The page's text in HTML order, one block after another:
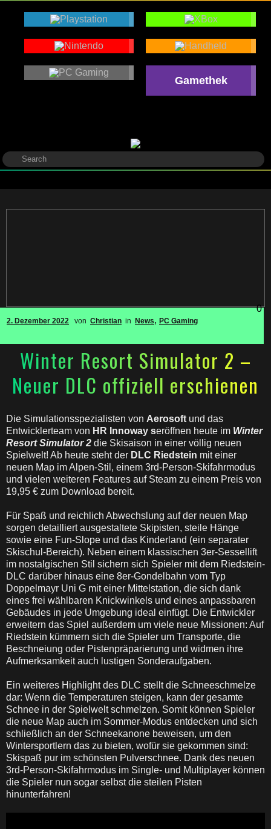
Gamethek
2. Dezember 2022 von Christian in News, PC Gaming
0
Winter Resort Simulator 2 –
Neuer DLC offiziell erschienen
Die Simulationsspezialisten von Aerosoft und das
Entwicklerteam von HR Innoway seröffnen heute im Winter
Resort Simulator 2 die Skisaison in einer völlig neuen
Spielwelt! Ab heute steht der DLC Riedstein mit einer
neuen Map im Alpen-Stil, einem 3rd-Person-Skifahrmodus
und vielen weiteren Features auf Steam zu einem Preis von
19,95 € zum Download bereit.
Für Spaß und reichlich Abwechslung auf der neuen Map
sorgen detailliert ausgestaltete Skipisten, steile Hänge
sowie eine Fun-Slope und das Kinderland (ein separater
Skischul-Bereich). Neben einem klassischen 3er-Sessellift
im nostalgischen Stil sichern sich Spieler mit dem Riedstein-
DLC darüber hinaus eine 8er-Gondelbahn vom Typ
Doppelmayr Uni G mit einer Mittelstation, die sich dank
eines frei wählbaren Knickwinkels und eines anpassbaren
Gebäudes in jede Umgebung ideal einfügt. Die Entwickler
erweitern das Spiel außerdem um viele neue Missionen: Auf
Riedstein kümmern sich die Spieler um Transporte, die
Beschneiung oder Pistenpräparierung und widmen ihre
Aufmerksamkeit auch lustigen Sonderaufgaben.
Ein weiteres Highlight des DLC stellt die Schneeschmelze
dar: Wenn die Temperaturen steigen, kann der gesamte
Schnee in der Spielwelt schmelzen. Somit können Spieler
die neue Map auch im Sommer-Modus entdecken und sich
schließlich an der Schneekanone beweisen, um den
Wintersportlern das zu bieten, wofür sie gekommen sind:
Skispaß pur im schönsten Pulverschnee. Dank des neuen
3rd-Person-Skifahrmodus im Single- und Multiplayer können
die Spieler nun sogar selbst die steilen Pisten
hinunterfahren!